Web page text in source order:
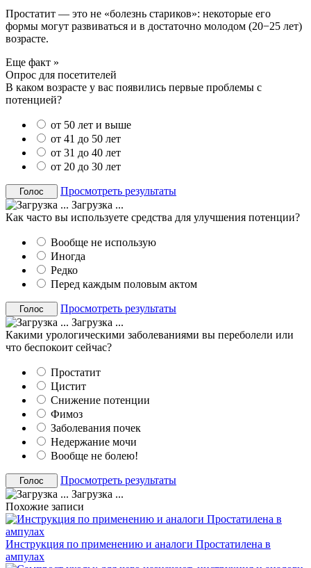
Простатит — это не «болезнь стариков»: некоторые его
формы могут развиваться и в достаточно молодом (20−25 лет)
возрасте.
Еще факт »
Опрос для посетителей
В каком возрасте у вас появились первые проблемы с
потенцией?
от 50 лет и выше
от 41 до 50 лет
от 31 до 40 лет
от 20 до 30 лет
Просмотреть результаты
Загрузка ...
Как часто вы используете средства для улучшения потенции?
Вообще не использую
Иногда
Редко
Перед каждым половым актом
Просмотреть результаты
Загрузка ...
Какими урологическими заболеваниями вы переболели или
что беспокоит сейчас?
Простатит
Цистит
Снижение потенции
Фимоз
Заболевания почек
Недержание мочи
Вообще не болею!
Просмотреть результаты
Загрузка ...
Похожие записи
Инструкция по применению и аналоги Простатилена в
ампулах